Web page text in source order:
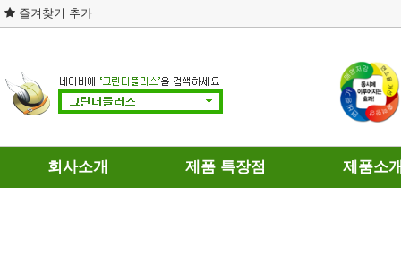
즐겨찾기 추가
회사소개 제품 특장점 제품소